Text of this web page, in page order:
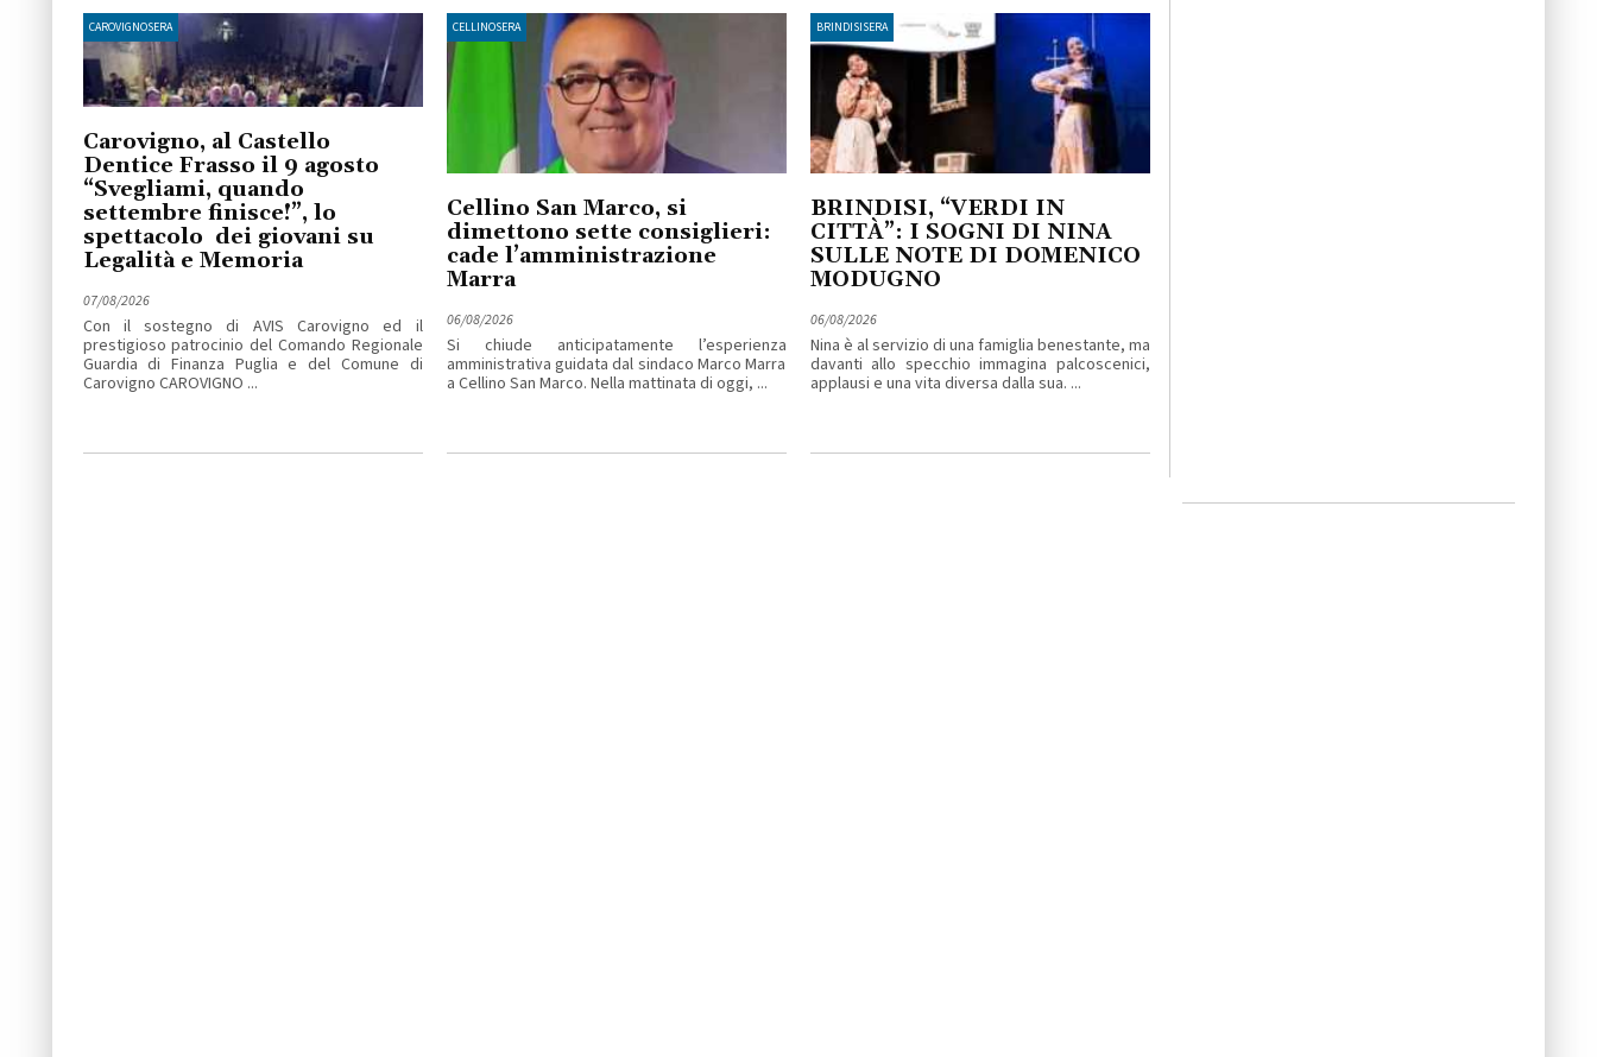
CAROVIGNOSERA
Carovigno, al Castello
Dentice Frasso il 9 agosto
“Svegliami, quando
settembre finisce!”, lo
spettacolo dei giovani su
Legalità e Memoria
07/08/2026
Con il sostegno di AVIS Carovigno ed il
prestigioso patrocinio del Comando Regionale
Guardia di Finanza Puglia e del Comune di
Carovigno CAROVIGNO ...
CELLINOSERA
Cellino San Marco, si
dimettono sette consiglieri:
cade l’amministrazione
Marra
06/08/2026
Si chiude anticipatamente l’esperienza
amministrativa guidata dal sindaco Marco Marra
a Cellino San Marco. Nella mattinata di oggi, ...
BRINDISISERA
BRINDISI, “VERDI IN
CITTÀ”: I SOGNI DI NINA
SULLE NOTE DI DOMENICO
MODUGNO
06/08/2026
Nina è al servizio di una famiglia benestante, ma
davanti allo specchio immagina palcoscenici,
applausi e una vita diversa dalla sua. ...